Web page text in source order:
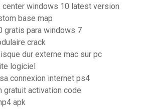
windows 10 latest version
base map
gratis para windows 7
crack
dur externe mac sur pc
logiciel
connexion internet ps4
gratuit activation code
apk